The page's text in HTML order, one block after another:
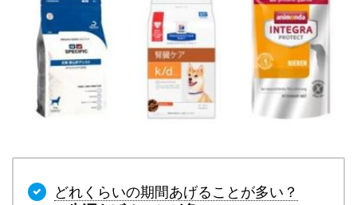
どれくらいの期間あげることが多い？